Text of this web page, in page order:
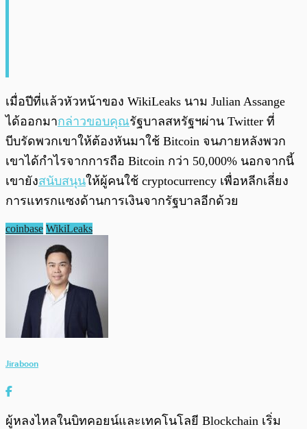
เมื่อปีที่แล้วหัวหน้าของ WikiLeaks นาม Julian Assange
ได้ออกมากล่าวขอบคุณรัฐบาลสหรัฐฯผ่าน Twitter ที่
บีบรัดพวกเขาให้ต้องหันมาใช้ Bitcoin จนภายหลังพวก
เขาได้กำไรจากการถือ Bitcoin กว่า 50,000% นอกจากนี้
เขายังสนับสนุนให้ผู้คนใช้ cryptocurrency เพื่อหลีกเลี่ยง
การแทรกแซงด้านการเงินจากรัฐบาลอีกด้วย
coinbase WikiLeaks
Jiraboon
ผู้หลงไหลในบิทคอยน์และเทคโนโลยี Blockchain เริ่ม